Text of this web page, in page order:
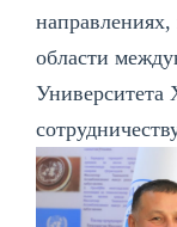
области
Университета